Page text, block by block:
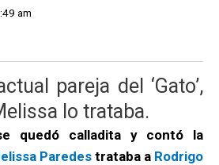
am
pareja del ‘Gato’,
lo trataba.
quedó calladita y contó la
Paredestrataba a Rodrigo